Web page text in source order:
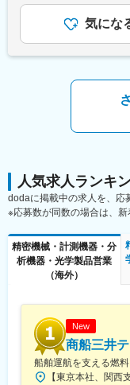
ンまで幅広い世
場環境も魅力の一
変更の範囲：会
営業は50代×2と
最も安全・安心
の期間で必ず入
導入が多かった
ションも積極的
た直近は関連す
＞有＜残業手当
上、決定します
実績4.8ヶ月賃金
下する可能性が
気にな
人気求人ランキ
dodaに掲載中の求人を、応
※応募数が同数の場合は、新
精密機械・計測機器・分
析機器・光学製品営業
（海外）
New
商船三井
船舶運航を支える燃